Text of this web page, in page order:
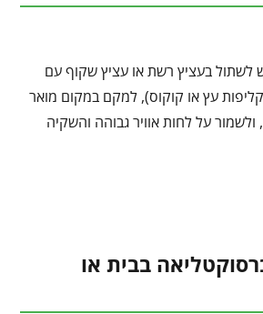
לשתול בעציץ רשת או עציץ שקוף עם
עץ או קוקוס), למקם במקום מואר
על לחות אוויר גבוהה והשקיה
בבית או